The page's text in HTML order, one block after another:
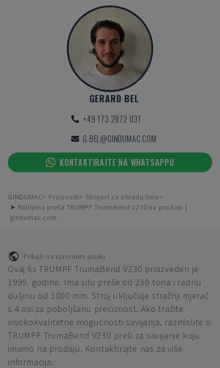
GERARD BEL
+49 173 2872 031
G.BEL@GINDUMAC.COM
KONTAKTIRAJTE NA WHATSAPPU
GINDUMAC Proizvodi
Strojevi za obradu lima
➤ Rabljena preša TRUMPF TrumaBend V230 na prodaju |
gindumac.com
Prikaži na izvornom jeziku
Ovaj 6s TRUMPF TrumaBend V230 proizveden je
1999. godine. Ima silu preše od 230 tona i radnu
duljinu od 3000 mm. Stroj uključuje stražnji mjerač
s 4 osi za poboljšanu preciznost. Ako tražite
visokokvalitetne mogućnosti savijanja, razmislite o
TRUMPF TrumaBend V230 preši za savijanje koju
imamo na prodaju. Kontaktirajte nas za više
informacija.